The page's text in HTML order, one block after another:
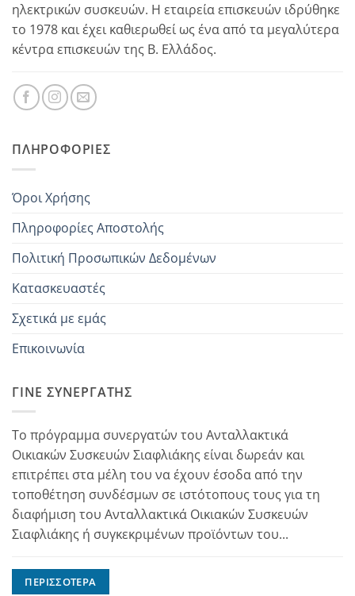
ηλεκτρικών συσκευών. Η εταιρεία επισκευών ιδρύθηκε
το 1978 και έχει καθιερωθεί ως ένα από τα μεγαλύτερα
κέντρα επισκευών της Β. Ελλάδος.
ΠΛΗΡΟΦΟΡΊΕΣ
Όροι Χρήσης
Πληροφορίες Αποστολής
Πολιτική Προσωπικών Δεδομένων
Κατασκευαστές
Σχετικά με εμάς
Επικοινωνία
ΓΊΝΕ ΣΥΝΕΡΓΆΤΗΣ
Το πρόγραμμα συνεργατών του Ανταλλακτικά
Οικιακών Συσκευών Σιαφλιάκης είναι δωρεάν και
επιτρέπει στα μέλη του να έχουν έσοδα από την
τοποθέτηση συνδέσμων σε ιστότοπους τους για τη
διαφήμιση του Ανταλλακτικά Οικιακών Συσκευών
Σιαφλιάκης ή συγκεκριμένων προϊόντων του...
ΠΕΡΙΣΣΌΤΕΡΑ